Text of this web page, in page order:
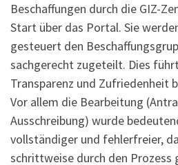
Beschaffungen durch die GIZ-
Start über das Portal. Sie
gesteuert den
sachgerecht zugeteilt. Dies
Transparenz und Zufriedenheit
Vor allem die Bearbeitung
Ausschreibung) wurde
vollständiger und fehlerfreier,
schrittweise durch den Prozess